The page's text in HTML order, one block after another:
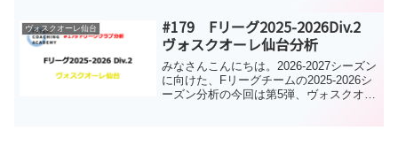
間になります。今回からは、開幕から9試
合の...
ヴォスクオーレ仙台
#179 Fリーグ2025-2026Div.2
ヴォスクオーレ仙台分析
みなさんこんにちは。2026-2027シーズン
に向けた、Fリーグチームの2025-2026シ
ーズン分析の今回は第5弾、ヴォスクオー